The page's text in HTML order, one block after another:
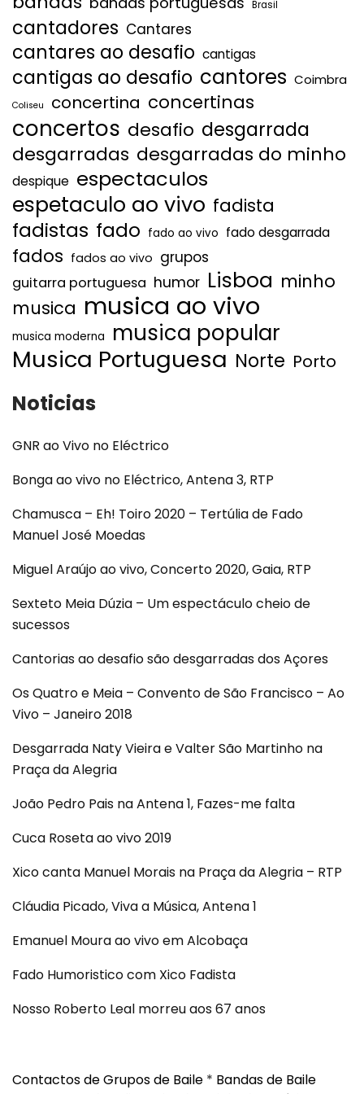
Brasil
cantadores Cantares
cantares ao desafio cantigas
cantigas ao desafio cantores Coimbra
Coliseu concertina concertinas
concertos desafio desgarrada
desgarradas desgarradas do minho
despique espectaculos
espetaculo ao vivo fadista
fadistas fado fado ao vivo fado desgarrada
fados fados ao vivo grupos
guitarra portuguesa humor Lisboa minho
musica musica ao vivo
musica moderna musica popular
Musica Portuguesa Norte Porto
Noticias
GNR ao Vivo no Eléctrico
Bonga ao vivo no Eléctrico, Antena 3, RTP
Chamusca – Eh! Toiro 2020 – Tertúlia de Fado
Manuel José Moedas
Miguel Araújo ao vivo, Concerto 2020, Gaia, RTP
Sexteto Meia Dúzia – Um espectáculo cheio de
sucessos
Cantorias ao desafio são desgarradas dos Açores
Os Quatro e Meia – Convento de São Francisco – Ao
Vivo – Janeiro 2018
Desgarrada Naty Vieira e Valter São Martinho na
Praça da Alegria
João Pedro Pais na Antena 1, Fazes-me falta
Cuca Roseta ao vivo 2019
Xico canta Manuel Morais na Praça da Alegria – RTP
Cláudia Picado, Viva a Música, Antena 1
Emanuel Moura ao vivo em Alcobaça
Fado Humoristico com Xico Fadista
Nosso Roberto Leal morreu aos 67 anos
Contactos de Grupos de Baile * Bandas de Baile